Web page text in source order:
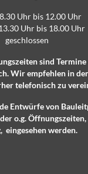
Uhr bis 12.00 Uhr
Uhr bis 18.00 Uhr
sind
Wir empfehlen in
telefonisch zu
Entwürfe von
o.g.
eingesehen werden.